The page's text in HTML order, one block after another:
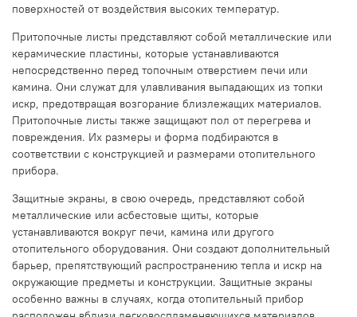
поверхностей от воздействия высоких температур.
Притопочные листы представляют собой металлические или
керамические пластины, которые устанавливаются
непосредственно перед топочным отверстием печи или
камина. Они служат для улавливания выпадающих из топки
искр, предотвращая возгорание близлежащих материалов.
Притопочные листы также защищают пол от перегрева и
повреждения. Их размеры и форма подбираются в
соответствии с конструкцией и размерами отопительного
прибора.
Защитные экраны, в свою очередь, представляют собой
металлические или асбестовые щиты, которые
устанавливаются вокруг печи, камина или другого
отопительного оборудования. Они создают дополнительный
барьер, препятствующий распространению тепла и искр на
окружающие предметы и конструкции. Защитные экраны
особенно важны в случаях, когда отопительный прибор